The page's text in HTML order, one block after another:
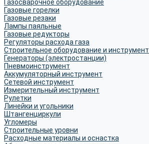
Газосварочное оборудование
Газовые горелки
Газовые резаки
Лампы паяльные
Газовые редукторы
Регуляторы расхода газа
Строительное оборудование и инструмент
Генераторы (электростанции)
Пневмоинструмент
Аккумуляторный инструмент
Сетевой инструмент
Измерительный инструмент
Рулетки
Линейки и угольники
Штангенциркули
Угломеры
Строительные уровни
Расходные материалы и оснастка